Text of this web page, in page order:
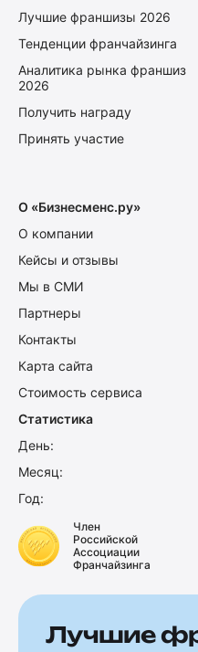
Лучшие франшизы 2026
Тенденции франчайзинга
Аналитика рынка франшиз
2026
Получить награду
Принять участие
О «Бизнесменс.ру»
О компании
Кейсы и отзывы
Мы в СМИ
Партнеры
Контакты
Карта сайта
Стоимость сервиса
Статистика
День:
Месяц:
Год:
Член
Российской
Ассоциации
Франчайзинга
Лучшие